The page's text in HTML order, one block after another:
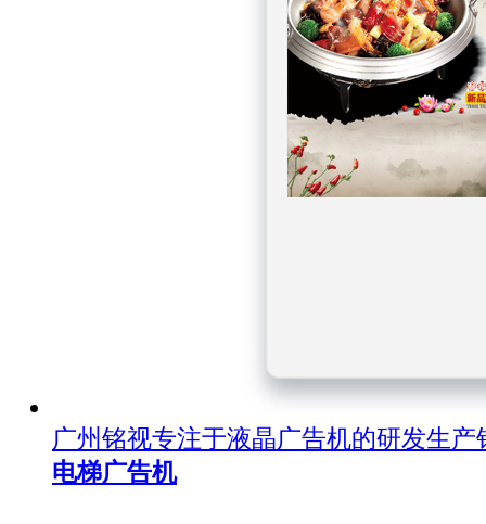
广州铭视专注于液晶广告机的研发生
电梯广告机